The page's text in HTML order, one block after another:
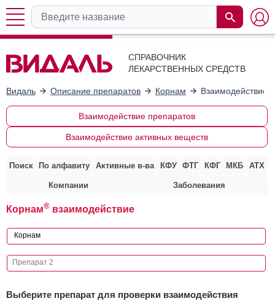
СПРАВОЧНИК
ЛЕКАРСТВЕННЫХ СРЕДСТВ
Видаль Описание препаратов Корнам Взаимодействие
Взаимодействие препаратов
Взаимодействие активных веществ
Поиск По алфавиту Активные в-ва КФУ ФТГ КФГ МКБ АТХ
Компании Заболевания
Корнам® взаимодействие
Выберите препарат для проверки взаимодействия